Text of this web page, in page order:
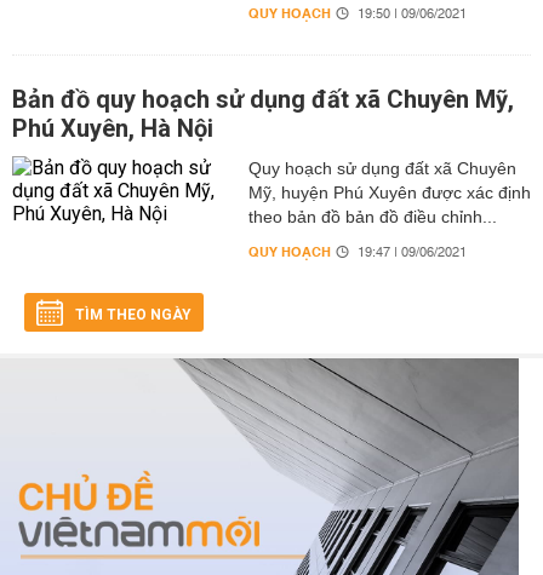
QUY HOẠCH 19:50 | 09/06/2021
Bản đồ quy hoạch sử dụng đất xã Chuyên Mỹ,
Phú Xuyên, Hà Nội
Quy hoạch sử dụng đất xã Chuyên
Mỹ, huyện Phú Xuyên được xác định
theo bản đồ bản đồ điều chỉnh...
QUY HOẠCH 19:47 | 09/06/2021
TÌM THEO NGÀY